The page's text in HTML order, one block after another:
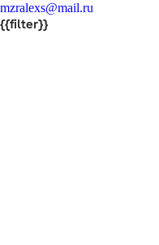
mzralexs@mail.ru
{{filter}}